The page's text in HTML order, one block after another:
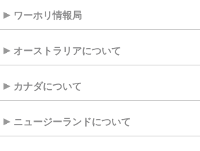
ワーホリ情報局
オーストラリアについて
カナダについて
ニュージーランドについて